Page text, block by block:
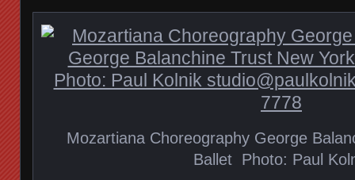
Mozartiana Choreography George
Ballet Photo: Paul